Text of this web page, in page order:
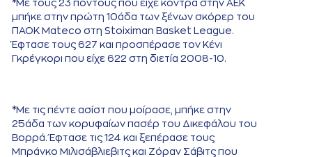
*Με τους 23 πόντους που είχε κόντρα στην ΑΕΚ
μπήκε στην πρώτη 10άδα των ξένων σκόρερ του
ΠΑΟΚ Mateco στη Stoiximan Basket League.
Έφτασε τους 627 και προσπέρασε τον Κένι
Γκρέγκορι που είχε 622 στη διετία 2008-10.
*Με τις πέντε ασίστ που μοίρασε, μπήκε στην
25άδα των κορυφαίων πασέρ του Δικεφάλου του
Βορρά. Έφτασε τις 124 και ξεπέρασε τους
Μπράνκο Μιλισάβλιεβιτς και Ζόραν Σάβιτς που